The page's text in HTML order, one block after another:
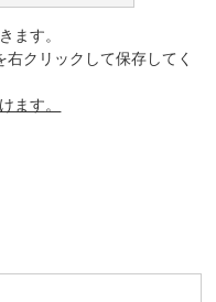
ます。
クリックして保存してく
ます。